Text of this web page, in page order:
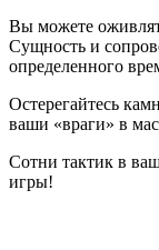
Вы можете
Сущность и
определенного
Остерегайтесь
ваши «враги» в
Сотни тактик в
игры!